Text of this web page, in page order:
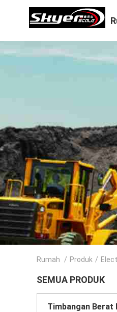
Rumah / Produk /
SEMUA PRODUK
Timbangan Berat